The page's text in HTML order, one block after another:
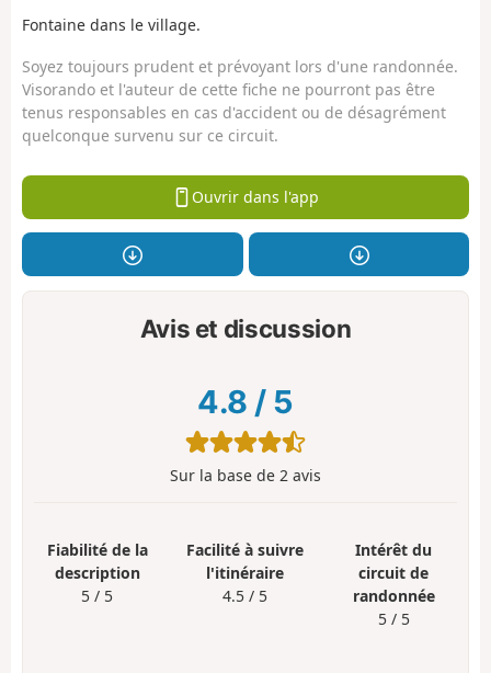
Fontaine dans le village.
Soyez toujours prudent et prévoyant lors d'une randonnée.
Visorando et l'auteur de cette fiche ne pourront pas être
tenus responsables en cas d'accident ou de désagrément
quelconque survenu sur ce circuit.
Ouvrir dans l'app
Avis et discussion
4.8 / 5
Sur la base de 2 avis
Fiabilité de la
description
5 / 5
Facilité à suivre
l'itinéraire
4.5 / 5
Intérêt du
circuit de
randonnée
5 / 5